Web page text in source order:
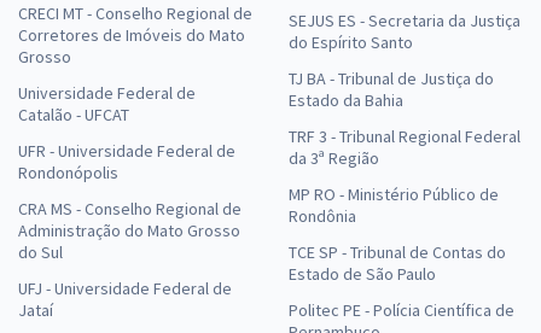
CRECI MT - Conselho Regional de
Corretores de Imóveis do Mato
Grosso
Universidade Federal de
Catalão - UFCAT
UFR - Universidade Federal de
Rondonópolis
CRA MS - Conselho Regional de
Administração do Mato Grosso
do Sul
UFJ - Universidade Federal de
Jataí
SEJUS ES - Secretaria da Justiça
do Espírito Santo
TJ BA - Tribunal de Justiça do
Estado da Bahia
TRF 3 - Tribunal Regional Federal
da 3ª Região
MP RO - Ministério Público de
Rondônia
TCE SP - Tribunal de Contas do
Estado de São Paulo
Politec PE - Polícia Científica de